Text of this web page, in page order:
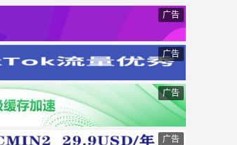
广告
广告
广告
广告